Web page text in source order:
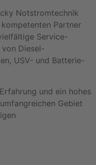
Notstromtechnik
Partner
Service-
Diesel-
USV- und Batterie-
und ein hohes
Gebiet